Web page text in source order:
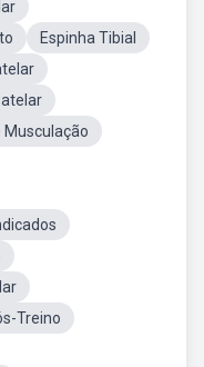
Espinha Tibial
Musculação
Treino